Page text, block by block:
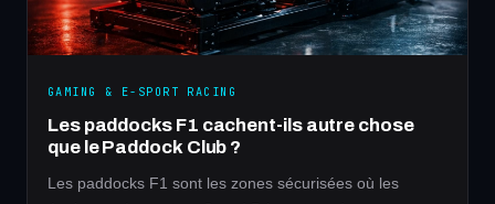
GAMING & E-SPORT RACING
Les paddocks F1 cachent-ils autre chose
que le Paddock Club ?
Les paddocks F1 sont les zones sécurisées où les